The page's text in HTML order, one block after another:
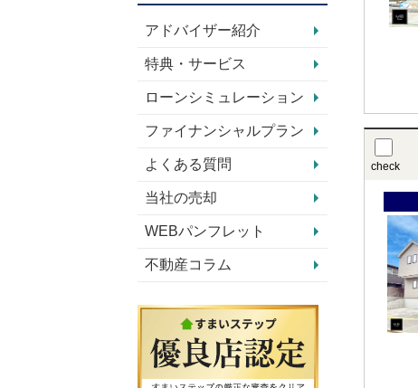
check
アドバイザー紹介
特典・サービス
ローンシミュレーション
ファイナンシャルプラン
よくある質問
当社の売却
WEBパンフレット
不動産コラム